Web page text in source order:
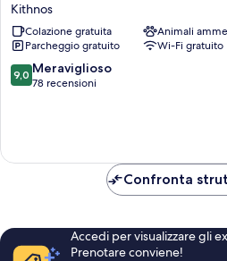
Hotel
Kithnos
Kithnos
Colazione gratuita
Animali
Parcheggio gratuito
Wi-Fi gratuito
9.0
su
9,0 Meraviglioso
78 recensioni
Confronta
Accedi per visualizzare gli
Prenotare conviene!